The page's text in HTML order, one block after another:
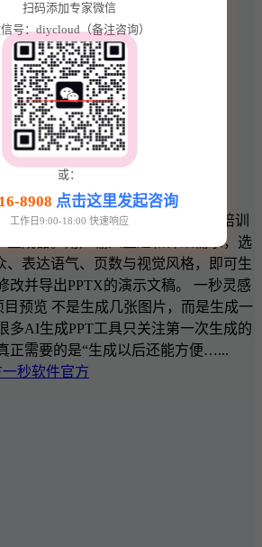
：从提示词到可编辑
作真正形成完整流程
面向企业汇报、产品发布和教育培训
生成器。用户输入主题和详细需求，选
、表达语气、页数与视觉风格，即可生
改并导出PPTX的演示文稿。 一秒灵感
预览 不是生成几张图片，而是生成一
多AI生成PPT工具只关注第一次生成的
正需要的是“生成以后还能方便…...
一秒软件官方
扫码添加专家微信
号：diycloud（备注咨询）
或：
8908 点击这里发起咨询
工作日9:00-18:00 快速响应